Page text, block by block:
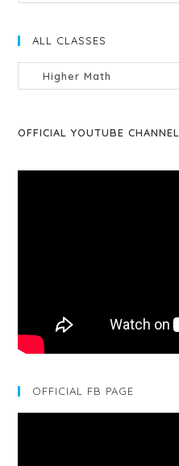
ALL CLASSES
Higher Math
OFFICIAL YOUTUBE CHANNEL
OFFICIAL FB PAGE